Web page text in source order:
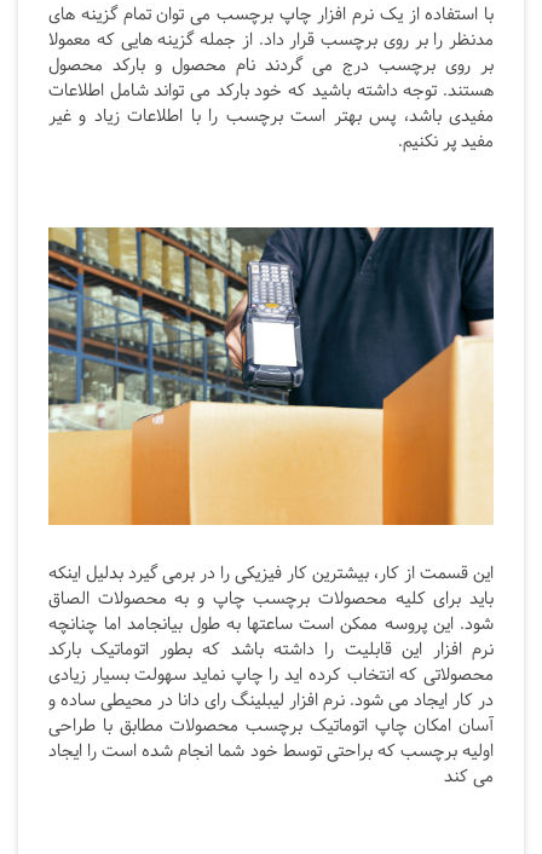
با استفاده از یک نرم افزار چاپ برچسب می توان تمام گزینه های
مدنظر را بر روی برچسب قرار داد. از جمله گزینه هایی که معمولا
بر روی برچسب درج می گردند نام محصول و بارکد محصول
هستند. توجه داشته باشید که خود بارکد می تواند شامل اطلاعات
مفیدی باشد، پس بهتر است برچسب را با اطلاعات زیاد و غیر
مفید پر نکنیم.
این قسمت از کار، بیشترین کار فیزیکی را در برمی گیرد بدلیل اینکه
باید برای کلیه محصولات برچسب چاپ و به محصولات الصاق
شود. این پروسه ممکن است ساعتها به طول بیانجامد اما چنانچه
نرم افزار این قابلیت را داشته باشد که بطور اتوماتیک بارکد
محصولاتی که انتخاب کرده اید را چاپ نماید سهولت بسیار زیادی
در کار ایجاد می شود. نرم افزار لیبلینگ رای دانا در محیطی ساده و
آسان امکان چاپ اتوماتیک برچسب محصولات مطابق با طراحی
اولیه برچسب که براحتی توسط خود شما انجام شده است را ایجاد
می کند